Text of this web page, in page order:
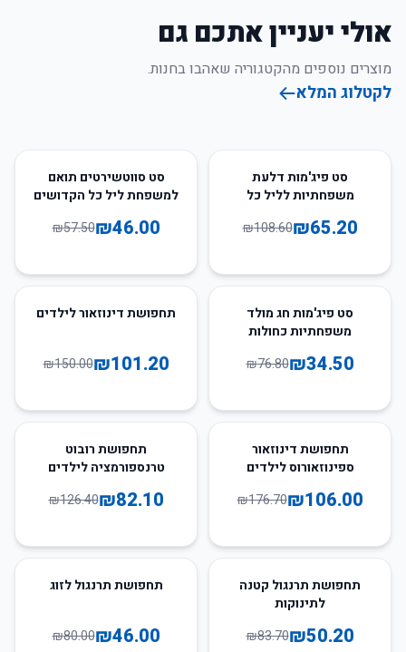
אולי יעניין אתכם גם
מוצרים נוספים מהקטגוריה שאהבו בחנות.
לקטלוג המלא
סט פיג'מות דלעת
משפחתיות לליל כל
₪65.20
₪108.60
20סט סווטשירטים תואם
למשפחת ליל כל הקדושים
₪46.00
₪57.50
סט פיג'מות חג מולד
משפחתיות כחולות
₪34.50
₪76.80
33%תחפושת דינוזאור לילדים
₪101.20
₪150.00
תחפושת דינוזאור
ספינוזאורוס לילדים
₪106.00
₪176.70
תחפושת רובוט
טרנספורמציה לילדים
₪82.10
₪126.40
40
תחפושת תרנגול קטנה
לתינוקות
₪50.20
₪83.70
43תחפושת תרנגול לזוג
₪46.00
₪80.00